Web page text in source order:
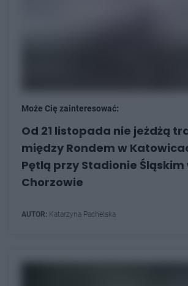
Może Cię zainteresować:
Od 21 listopada nie jeżdżą
między Rondem w
Pętlą przy Stadionie Śląskim
Chorzowie
AUTOR: Katarzyna Pachelska